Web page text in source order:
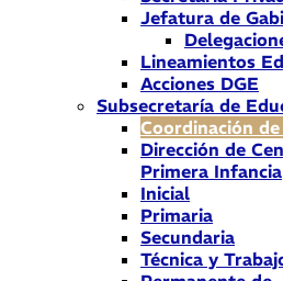
Jefatura de
Lineamientos
Acciones DGE
Subsecretaría de
Coordinación
Dirección de
Primera Infancia
Inicial
Primaria
Secundaria
Técnica y